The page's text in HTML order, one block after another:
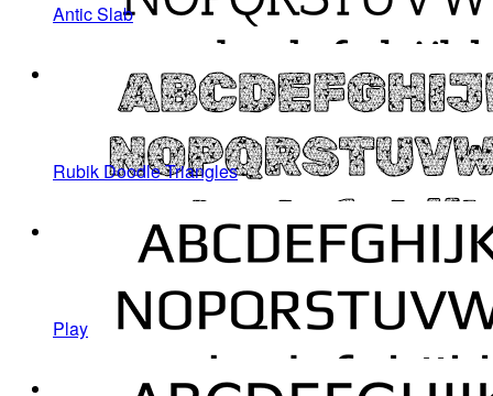
Antic Slab
Rubik Doodle Triangles
Play